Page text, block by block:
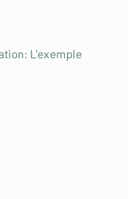
L'exemple